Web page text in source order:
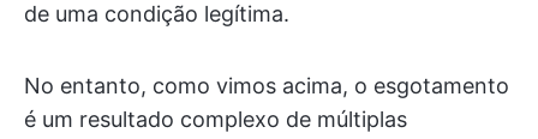
de uma condição legítima.
No entanto, como vimos acima, o esgotamento
é um resultado complexo de múltiplas